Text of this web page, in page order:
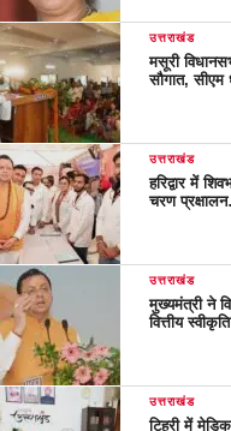
उत्तराखंड
मसूरी
सौगात, सीएम
उत्तराखंड
हरिद्वार में
चरण
उत्तराखंड
मुख्यमंत्री ने
वित्तीय
उत्तराखंड
टिहरी में